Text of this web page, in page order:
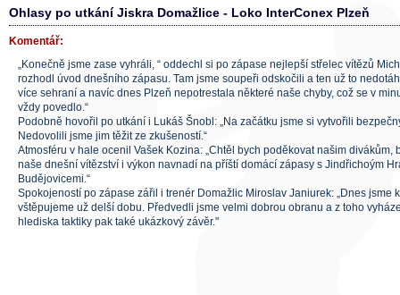
Ohlasy po utkání Jiskra Domažlice - Loko InterConex Plzeň
Komentář:
„Konečně jsme zase vyhráli, “ oddechl si po zápase nejlepší střelec vítězů
rozhodl úvod dnešního zápasu. Tam jsme soupeři odskočili a ten už to
více sehraní a navíc dnes Plzeň nepotrestala některé naše chyby, což se v
vždy povedlo.“
Podobně hovořil po utkání i Lukáš Šnobl: „Na začátku jsme si vytvořili
Nedovolili jsme jim těžit ze zkušeností.“
Atmosféru v hale ocenil Vašek Kozina: „Chtěl bych poděkovat našim divákům,
naše dnešní vítězství i výkon navnadí na příští domácí zápasy s Jindřichoým
Budějovicemi.“
Spokojeností po zápase zářil i trenér Domažlic Miroslav Janiurek: „Dnes jsme
vštěpujeme už delší dobu. Předvedli jsme velmi dobrou obranu a z toho
hlediska taktiky pak také ukázkový závěr."